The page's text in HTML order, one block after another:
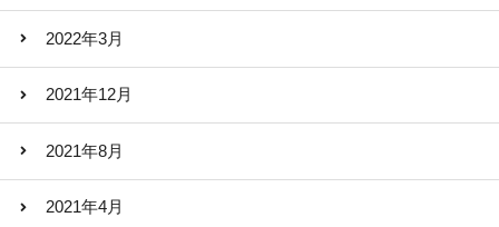
2022年3月
2021年12月
2021年8月
2021年4月